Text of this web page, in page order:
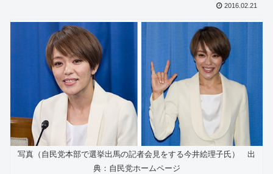
2016.02.21
写真（自民党本部で選挙出馬の記者会見をする今井絵理子氏） 出
典：自民党ホームページ